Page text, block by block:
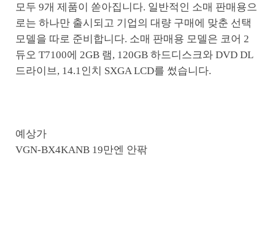
모두 9개 제품이 쏟아집니다. 일반적인 소매 판매용으
로는 하나만 출시되고 기업의 대량 구매에 맞춘 선택
모델을 따로 준비합니다. 소매 판매용 모델은 코어 2
듀오 T7100에 2GB 램, 120GB 하드디스크와 DVD DL
드라이브, 14.1인치 SXGA LCD를 썼습니다.
예상가
VGN-BX4KANB 19만엔 안팎